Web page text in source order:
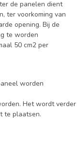
de panelen dient
ter voorkoming van
opening. Bij de
te worden
50 cm2 per
worden
Het wordt verder
te plaatsen.